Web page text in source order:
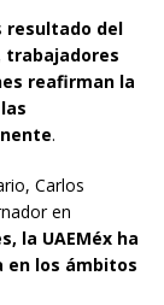
resultado del
reafirman la
.
Carlos
en
la UAEMéx ha
en los ámbitos